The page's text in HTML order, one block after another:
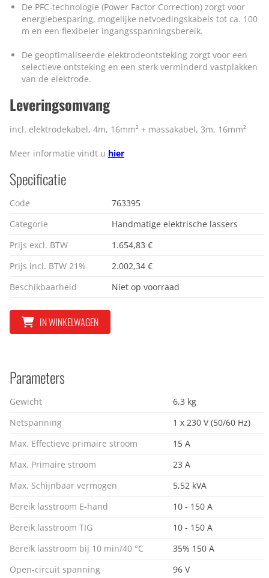
De PFC-technologie (Power Factor Correction) zorgt voor
energiebesparing, mogelijke netvoedingskabels tot ca. 100
m en een flexibeler ingangsspanningsbereik.
De geoptimaliseerde elektrodeontsteking zorgt voor een
selectieve ontsteking en een sterk verminderd vastplakken
van de elektrode.
Leveringsomvang
incl. elektrodekabel, 4m, 16mm² + massakabel, 3m, 16mm²
Meer informatie vindt u hier
Specificatie
Code
763395
Categorie
Handmatige elektrische lassers
Prijs excl. BTW
1.654,83 €
Prijs incl. BTW 21%
2.002,34 €
Beschikbaarheid
Niet op voorraad
IN WINKELWAGEN
Parameters
Gewicht
6,3 kg
Netspanning
1 x 230 V (50/60 Hz)
Max. Effectieve primaire stroom
15 A
Max. Primaire stroom
23 A
Max. Schijnbaar vermogen
5,52 kVA
Bereik lasstroom E-hand
10 - 150 A
Bereik lasstroom TIG
10 - 150 A
Bereik lasstroom bij 10 min/40 °C
35% 150 A
Open-circuit spanning
96 V